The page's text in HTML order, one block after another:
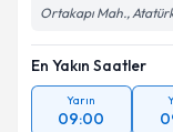
Ortakapı Mah.,
En Yakın Saatler
Yarın
09:00